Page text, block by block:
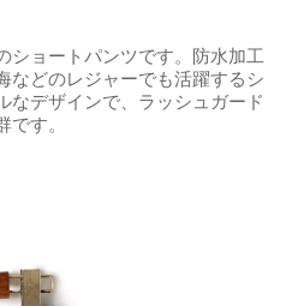
ショートパンツです。防水加工
などのレジャーでも活躍するシ
なデザインで、ラッシュガード
す。